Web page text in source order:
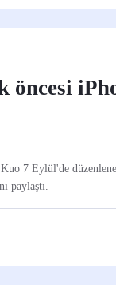
7 Eylül'de
paylaştı.